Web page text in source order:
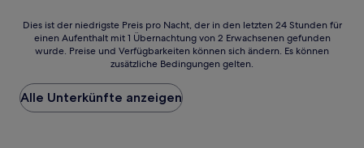
Dies
der
Preis
pro
Nacht,
Dies ist der niedrigste Preis pro Nacht, der in den letzten 24 Stunden für
einen Aufenthalt mit 1 Übernachtung von 2 Erwachsenen gefunden
wurde. Preise und Verfügbarkeiten können sich ändern. Es können
zusätzliche Bedingungen gelten.
Alle Unterkünfte anzeigen